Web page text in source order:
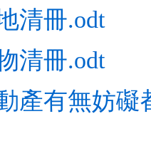
清冊.odt
清冊.odt
產有無妨礙